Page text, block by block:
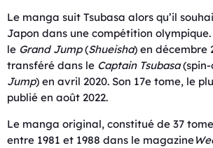
Le manga suit Tsubasa alors qu’il
Japon dans une compétition
le Grand Jump(Shueisha) en décembre
transféré dans le Captain Tsubasa
Jump) en avril 2020. Son 17e tome, le
publié en août 2022.
Le manga original, constitué de 37
entre 1981 et 1988 dans le magazine